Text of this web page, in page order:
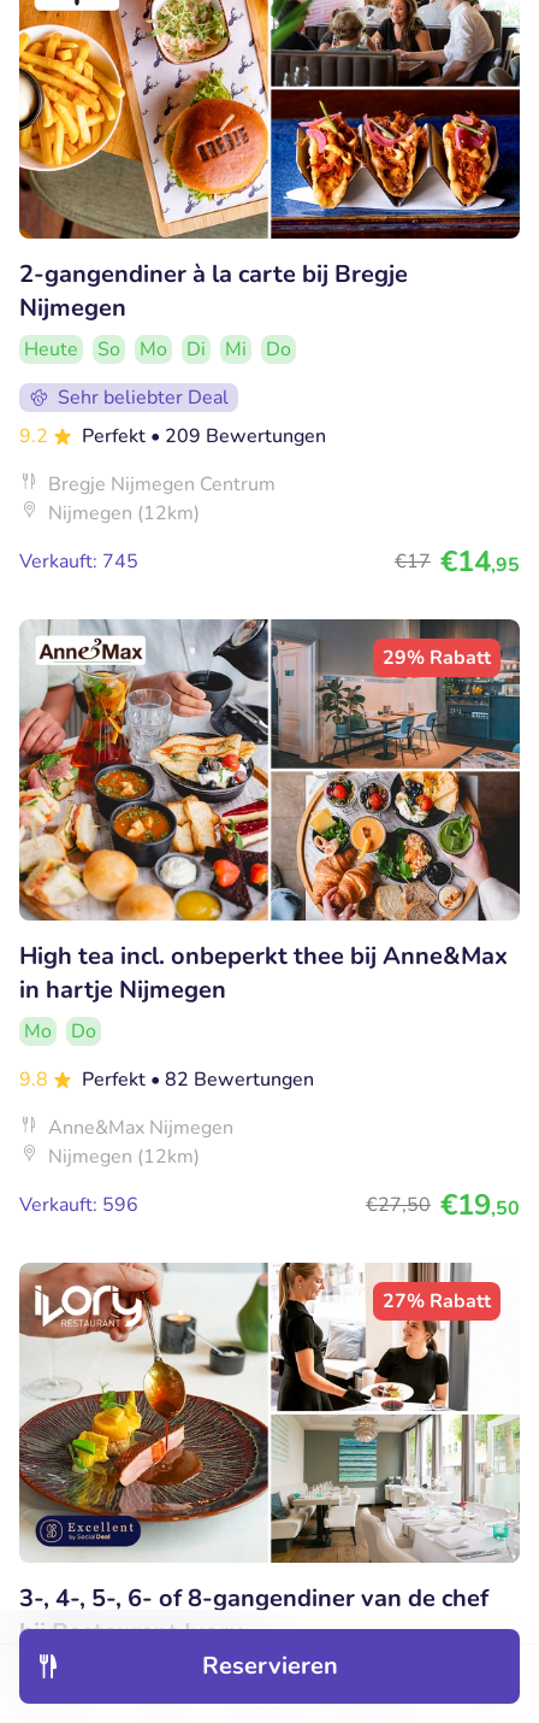
Entdecken
Reservieren
2-gangendiner à la carte bij Bregje
Nijmegen
Heute So Mo Di Mi
Do
Sehr beliebter Deal
9.2
Perfekt • 209 Bewertungen
Bregje Nijmegen Centrum
Nijmegen (12km)
Verkauft: 745
€17 €14,95
29% Rabatt
High tea incl. onbeperkt thee bij Anne&Max
in hartje Nijmegen
Mo
Do
9.8
Perfekt • 82 Bewertungen
Anne&Max Nijmegen
Nijmegen (12km)
Verkauft: 596
€27,50 €19,50
27% Rabatt
3-, 4-, 5-, 6- of 8-gangendiner van de chef
bij Restaurant Ivory
Heute Mi
Do